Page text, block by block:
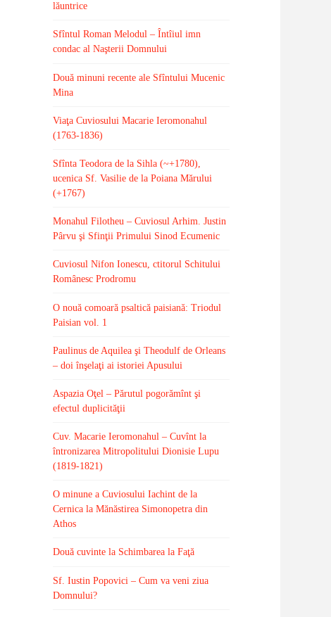
lăuntrice
Sfîntul Roman Melodul – Întîiul imn
condac al Naşterii Domnului
Două minuni recente ale Sfîntului Mucenic
Mina
Viaţa Cuviosului Macarie Ieromonahul
(1763-1836)
Sfînta Teodora de la Sihla (~+1780),
ucenica Sf. Vasilie de la Poiana Mărului
(+1767)
Monahul Filotheu – Cuviosul Arhim. Justin
Pârvu şi Sfinţii Primului Sinod Ecumenic
Cuviosul Nifon Ionescu, ctitorul Schitului
Românesc Prodromu
O nouă comoară psaltică paisiană: Triodul
Paisian vol. 1
Paulinus de Aquilea şi Theodulf de Orleans
– doi înşelaţi ai istoriei Apusului
Aspazia Oţel – Părutul pogorămînt şi
efectul duplicităţii
Cuv. Macarie Ieromonahul – Cuvînt la
întronizarea Mitropolitului Dionisie Lupu
(1819-1821)
O minune a Cuviosului Iachint de la
Cernica la Mănăstirea Simonopetra din
Athos
Două cuvinte la Schimbarea la Faţă
Sf. Iustin Popovici – Cum va veni ziua
Domnului?